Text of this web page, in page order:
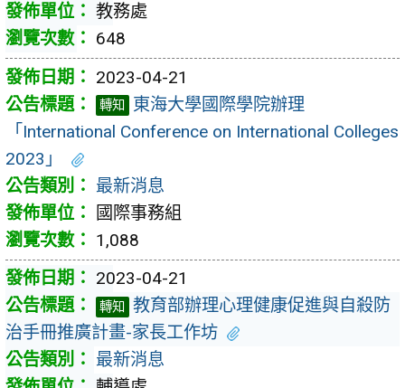
教務處
648
2023-04-21
轉知
東海大學國際學院辦理
「International Conference on International Colleges
2023」
最新消息
國際事務組
1,088
2023-04-21
轉知
教育部辦理心理健康促進與自殺防
治手冊推廣計畫-家長工作坊
最新消息